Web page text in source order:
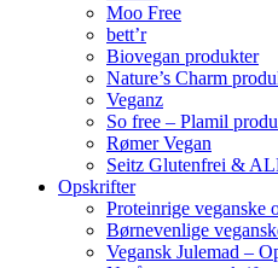
Moo Free
bett’r
Biovegan produkter
Nature’s Charm
Veganz
So free – Plamil
Rømer Vegan
Seitz Glutenfrei &
Opskrifter
Proteinrige veganske
Børnevenlige
Vegansk Julemad –